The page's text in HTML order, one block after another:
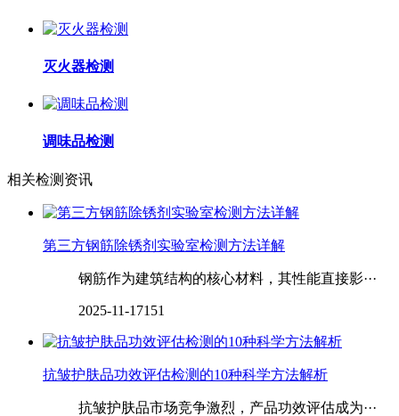
灭火器检测
调味品检测
相关检测资讯
第三方钢筋除锈剂实验室检测方法详解
钢筋作为建筑结构的核心材料，其性能直接影···
2025-11-17151
抗皱护肤品功效评估检测的10种科学方法解析
抗皱护肤品市场竞争激烈，产品功效评估成为···